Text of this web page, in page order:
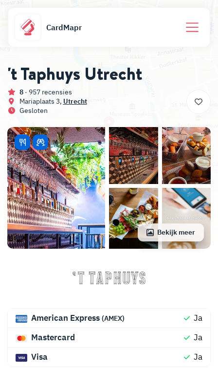
CardMapr
't Taphuys Utrecht
8 · 957 recensies
Mariaplaats 3, Utrecht
Gesloten
Bekijk meer
American Express (AMEX)
Ja
Mastercard
Ja
Visa
Ja